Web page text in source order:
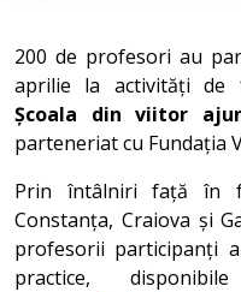
200 de profesori au
aprilie la activități de
Școala din viitor
parteneriat cu Fundația
Prin întâlniri față în
Constanța, Craiova și
profesorii participanți
practice,